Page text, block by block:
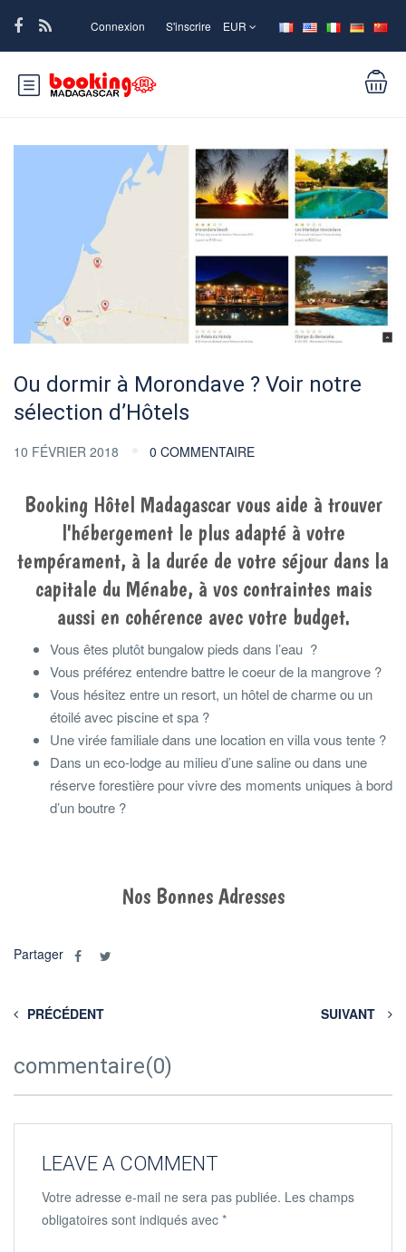
Connexion S'inscrire EUR
Ou dormir à Morondave ? Voir notre
sélection d’Hôtels
10 FÉVRIER 2018 0 COMMENTAIRE
Booking Hôtel Madagascar vous aide à trouver
l'hébergement le plus adapté à votre
tempérament, à la durée de votre séjour dans la
capitale du Ménabe, à vos contraintes mais
aussi en cohérence avec votre budget.
Vous êtes plutôt bungalow pieds dans l’eau ?
Vous préférez entendre battre le coeur de la mangrove ?
Vous hésitez entre un resort, un hôtel de charme ou un
étoilé avec piscine et spa ?
Une virée familiale dans une location en villa vous tente ?
Dans un eco-lodge au milieu d’une saline ou dans une
réserve forestière pour vivre des moments uniques à bord
d’un boutre ?
Nos Bonnes Adresses
Partager
PRÉCÉDENT SUIVANT
commentaire(0)
LEAVE A COMMENT
Votre adresse e-mail ne sera pas publiée. Les champs
obligatoires sont indiqués avec *